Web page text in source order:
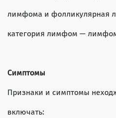
лимфома и фолликулярная
категория лимфом —
Симптомы
Признаки и симптомы
включать: